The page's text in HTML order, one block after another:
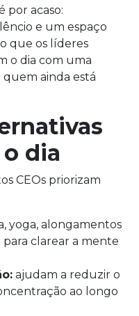
por acaso:
e um espaço
que os líderes
o dia com uma
ainda está
dia
CEOs priorizam
yoga, alongamentos
para clarear a mente
ajudam a reduzir o
ao longo